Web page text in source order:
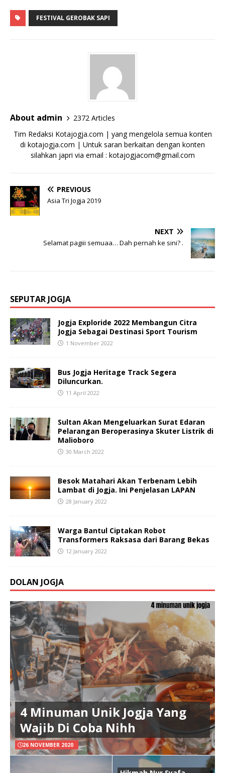
FESTIVAL GEROBAK SAPI
About admin
2372 Articles
Tim Redaksi Kotajogja.com | yang mengelola semua konten
di kotajogja.com | Untuk saran berkaitan dengan konten
silahkan japri via email : kotajogjacom@gmail.com
PREVIOUS
Asia Tri Jogja 2019
NEXT
Selamat pagiii semuaa… Dah pernah ke sini? .
SEPUTAR JOGJA
Jogja Exploride 2022 Membangun Citra
Jogja Sebagai Destinasi Sport Tourism
1 November 2022
Bus Jogja Heritage Track Segera
Diluncurkan.
11 April 2022
Sultan Akan Mengeluarkan Surat Edaran
Pelarangan Beroperasinya Skuter Listrik di
Malioboro
30 March 2022
Besok Matahari Akan Terbenam Lebih
Lambat di Jogja. Ini Penjelasan LAPAN
28 January 2022
Warga Bantul Ciptakan Robot
Transformers Raksasa dari Barang Bekas
12 January 2022
DOLAN JOGJA
4 Minuman Unik Jogja Yang
Wajib Di Coba Nihh
26 NOVEMBER 2020